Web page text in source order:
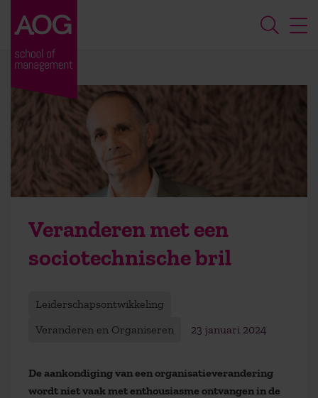
Veranderen met een
sociotechnische bril
Leiderschapsontwikkeling
Veranderen en Organiseren
23 januari 2024
De aankondiging van een organisatieverandering
wordt niet vaak met enthousiasme ontvangen in de